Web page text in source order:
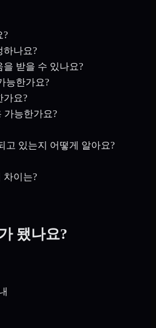
?
하나요?
받을 수 있나요?
능한가요?
가요?
가능한가요?
고 있는지 어떻게 알아요?
차이는?
됐나요?